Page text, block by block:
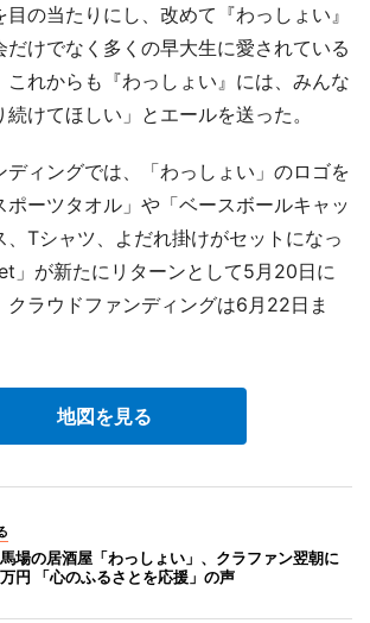
の当たりにし、改めて『わっしょい』
だけでなく多くの早大生に愛されている
これからも『わっしょい』には、みんな
けてほしい」とエールを送った。
ィングでは、「わっしょい」のロゴを
ポーツタオル」や「ベースボールキャッ
、Tシャツ、よだれ掛けがセットになっ
」が新たにリターンとして5月20日に
クラウドファンディングは6月22日ま
地図を見る
場の居酒屋「わっしょい」、クラファン翌朝に
円 「心のふるさとを応援」の声